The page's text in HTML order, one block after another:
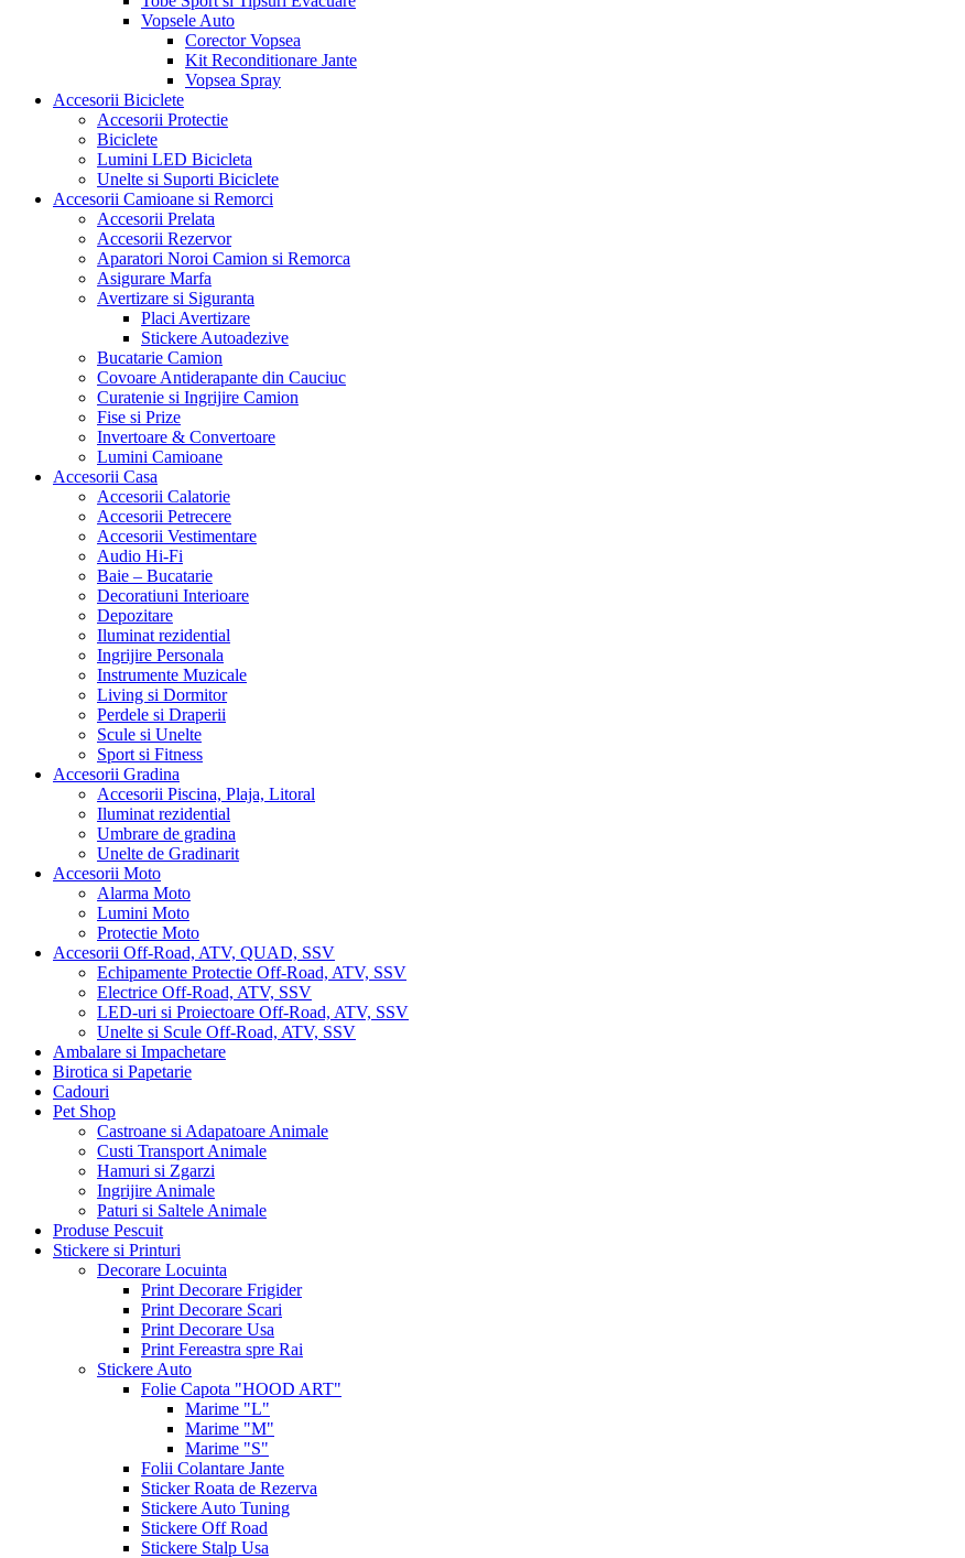
Vopsele Auto
Corector Vopsea
Kit Reconditionare Jante
Vopsea Spray
Accesorii Biciclete
Accesorii Protectie
Biciclete
Lumini LED Bicicleta
Unelte si Suporti Biciclete
Accesorii Camioane si Remorci
Accesorii Prelata
Accesorii Rezervor
Aparatori Noroi Camion si Remorca
Asigurare Marfa
Avertizare si Siguranta
Placi Avertizare
Stickere Autoadezive
Bucatarie Camion
Covoare Antiderapante din Cauciuc
Curatenie si Ingrijire Camion
Fise si Prize
Invertoare & Convertoare
Lumini Camioane
Accesorii Casa
Accesorii Calatorie
Accesorii Petrecere
Accesorii Vestimentare
Audio Hi-Fi
Baie – Bucatarie
Decoratiuni Interioare
Depozitare
Iluminat rezidential
Ingrijire Personala
Instrumente Muzicale
Living si Dormitor
Perdele si Draperii
Scule si Unelte
Sport si Fitness
Accesorii Gradina
Accesorii Piscina, Plaja, Litoral
Iluminat rezidential
Umbrare de gradina
Unelte de Gradinarit
Accesorii Moto
Alarma Moto
Lumini Moto
Protectie Moto
Accesorii Off-Road, ATV, QUAD, SSV
Echipamente Protectie Off-Road, ATV, SSV
Electrice Off-Road, ATV, SSV
LED-uri si Proiectoare Off-Road, ATV, SSV
Unelte si Scule Off-Road, ATV, SSV
Ambalare si Impachetare
Birotica si Papetarie
Cadouri
Pet Shop
Castroane si Adapatoare Animale
Custi Transport Animale
Hamuri si Zgarzi
Ingrijire Animale
Paturi si Saltele Animale
Produse Pescuit
Stickere si Printuri
Decorare Locuinta
Print Decorare Frigider
Print Decorare Scari
Print Decorare Usa
Print Fereastra spre Rai
Stickere Auto
Folie Capota "HOOD ART"
Marime "L"
Marime "M"
Marime "S"
Folii Colantare Jante
Sticker Roata de Rezerva
Stickere Auto Tuning
Stickere Off Road
Stickere Stalp Usa